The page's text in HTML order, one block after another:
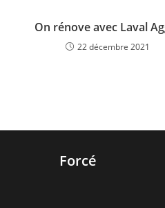
On rénove avec Laval
22 décembre 2021
Forcé